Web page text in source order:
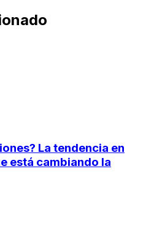
La tendencia en
está cambiando la